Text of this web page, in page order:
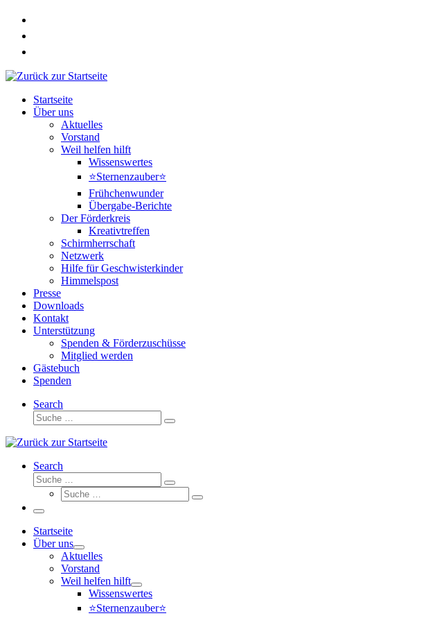
Zum
springen
Startseite
Über uns
Aktuelles
Vorstand
Weil helfen hilft
Wissenswertes
⭐Sternenzauber⭐
Frühchenwunder
Übergabe-Berichte
Der Förderkreis
Kreativtreffen
Schirmherrschaft
Netzwerk
Hilfe für Geschwisterkinder
Himmelspost
Presse
Downloads
Kontakt
Unterstützung
Spenden & Förderzuschüsse
Mitglied werden
Gästebuch
Spenden
Search
Suche
Suche
Search
Suche
Suche
Suche
Suche
Menü
Startseite
Über uns
Aktuelles
Vorstand
Weil helfen hilft
Wissenswertes
⭐Sternenzauber⭐